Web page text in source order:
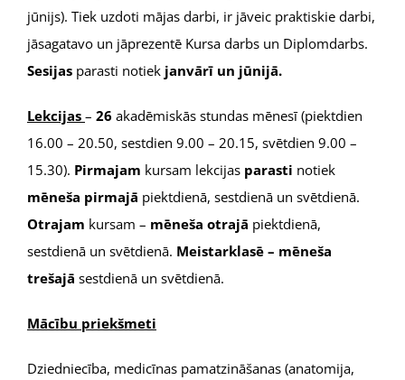
jūnijs). Tiek uzdoti mājas darbi, ir jāveic praktiskie darbi,
jāsagatavo un jāprezentē Kursa darbs un Diplomdarbs.
Sesijas parasti notiek janvārī un jūnijā.
Lekcijas – 26 akadēmiskās stundas mēnesī (piektdien
16.00 – 20.50, sestdien 9.00 – 20.15, svētdien 9.00 –
15.30). Pirmajam kursam lekcijas parasti notiek
mēneša pirmajā piektdienā, sestdienā un svētdienā.
Otrajam kursam – mēneša otrajā piektdienā,
sestdienā un svētdienā. Meistarklasē – mēneša
trešajā sestdienā un svētdienā.
Mācību priekšmeti
Dziedniecība, medicīnas pamatzināšanas (anatomija,